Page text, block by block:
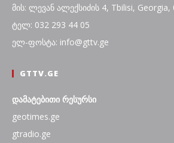
მის: ლევან ალექსიძის 4, Tbilisi, Georgia,
ტელ: 032 293 44 05
ელ-ფოსტა: info@gttv.ge
GTTV.GE
დამატებითი რესურსი
geotimes.ge
gtradio.ge